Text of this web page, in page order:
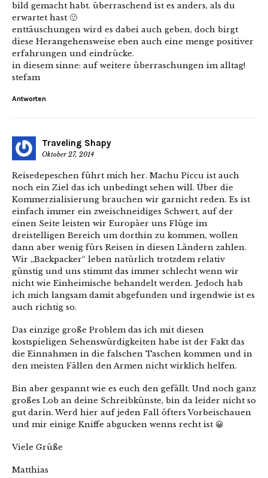
bild gemacht habt. überraschend ist es anders, als du
erwartet hast 🙂
enttäuschungen wird es dabei auch geben, doch birgt
diese Herangehensweise eben auch eine menge positiver
erfahrungen und eindrücke.
in diesem sinne: auf weitere überraschungen im alltag!
stefam
Antworten
Traveling Shapy
Oktober 27, 2014
Reisedepeschen führt mich her. Machu Piccu ist auch
noch ein Ziel das ich unbedingt sehen will. Über die
Kommerzialisierung brauchen wir garnicht reden. Es ist
einfach immer ein zweischneidiges Schwert, auf der
einen Seite leisten wir Europäer uns Flüge im
dreistelligen Bereich um dorthin zu kommen, wollen
dann aber wenig fürs Reisen in diesen Ländern zahlen.
Wir „Backpacker“ leben natürlich trotzdem relativ
günstig und uns stimmt das immer schlecht wenn wir
nicht wie Einheimische behandelt werden. Jedoch hab
ich mich langsam damit abgefunden und irgendwie ist es
auch richtig so.
Das einzige große Problem das ich mit diesen
kostspieligen Sehenswürdigkeiten habe ist der Fakt das
die Einnahmen in die falschen Taschen kommen und in
den meisten Fällen den Armen nicht wirklich helfen.
Bin aber gespannt wie es euch den gefällt. Und noch ganz
großes Lob an deine Schreibkünste, bin da leider nicht so
gut darin. Werd hier auf jeden Fall öfters Vorbeischauen
und mir einige Kniffe abgucken wenns recht ist 😀
Viele Grüße
Matthias